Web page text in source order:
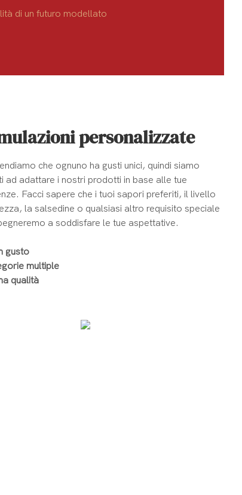
di un futuro modellato
personalizzate
che ognuno ha gusti unici, quindi siamo
ad adattare i nostri prodotti in base alle tue
Facci sapere che i tuoi sapori preferiti, il livello
la salsedine o qualsiasi altro requisito speciale
a soddisfare le tue aspettative.
gusto
multiple
qualità